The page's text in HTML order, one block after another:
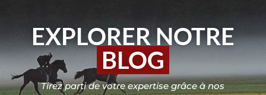
EXPLORER NOTRE
BLOG
Tirez parti de votre expertise grâce à nos